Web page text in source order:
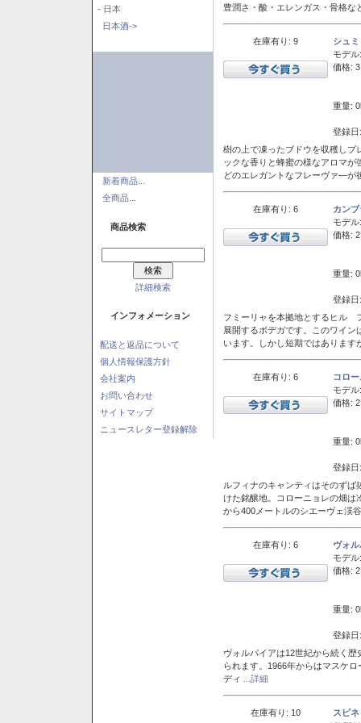
- 日本
日本酒->
新着商品...
全商品...
商品検索
詳細検索
インフォメーション
配送と返品について
個人情報保護方針
会社案内
お問い合わせ
サイトマップ
ニュースレター登録解除
豊潤さ・酸・エレンガス・骨格
在庫有り: 9
シュ
モデル:
価格:
重量:
登録
樹の上で凍ったブドウを収穫しプ
ックな香りと蜂蜜の様なアロマ
どのエレガントなフレーヴァ―が
在庫有り: 6
カン
モデル:
価格:
重量:
登録
フミーリャを本拠地とするヒル
展開するボデガです。このワイ
います。しかし短期ではありま
在庫有り: 6
コロ
モデル:
価格:
重量:
登録
ルフィナのキャンティはそのず
けた銘醸地。コローニョレの畑は
から400メートルのシエーヴェ渓
在庫有り: 6
ヴォ
モデル:
価格:
重量:
登録
ヴォルパイアは12世紀から続く
られます。1966年からはマスケ
ディ
...詳細
在庫有り: 10
スピ